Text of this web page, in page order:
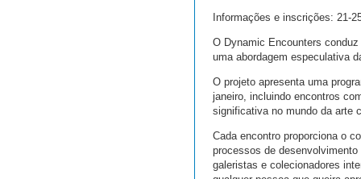
Informações e inscrições: 21-
O Dynamic Encounters
uma abordagem especulativa
O projeto apresenta uma
janeiro, incluindo encontros
significativa no mundo da arte
Cada encontro proporciona o
processos de
galeristas e colecionadores